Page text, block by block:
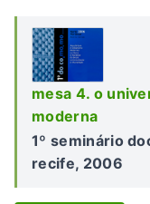
mesa 4. o
moderna
1º seminário
recife, 2006